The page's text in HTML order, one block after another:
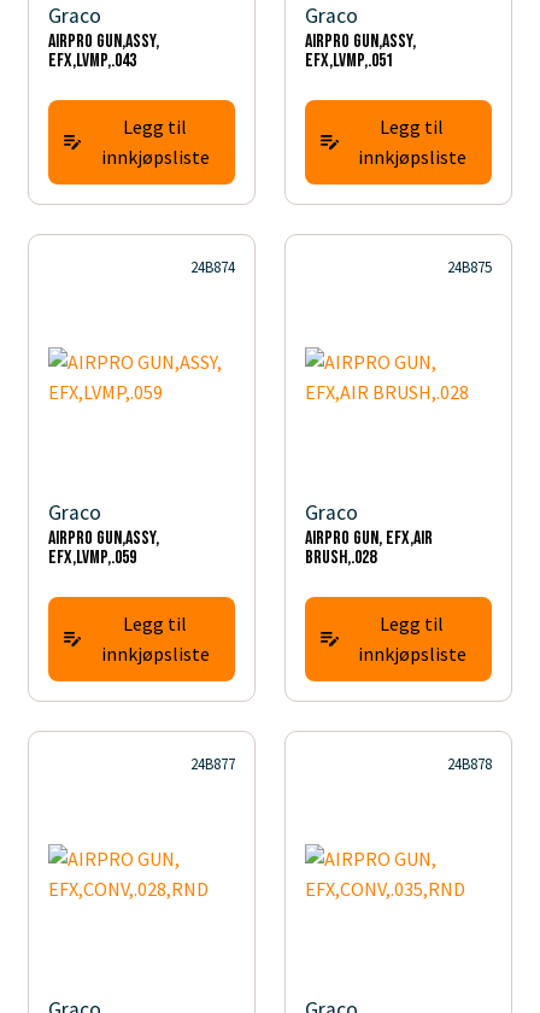
Graco
AIRPRO GUN,ASSY,
EFX,LVMP,.043
Legg til
innkjøpsliste
Graco
AIRPRO GUN,ASSY,
EFX,LVMP,.051
Legg til
innkjøpsliste
24B874
Graco
AIRPRO GUN,ASSY,
EFX,LVMP,.059
Legg til
innkjøpsliste
24B875
Graco
AIRPRO GUN, EFX,AIR
BRUSH,.028
Legg til
innkjøpsliste
24B877 24B878